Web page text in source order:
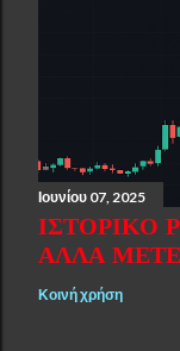
Ιουνίου 07, 2025
ΙΣΤΟΡΙΚΌ
ΑΛΛΆ
Κοινή χρήση